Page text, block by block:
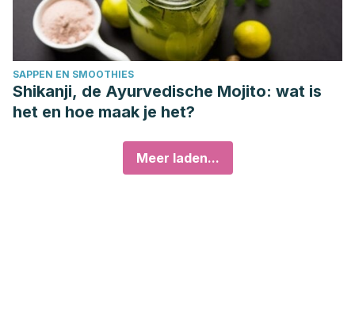
SAPPEN EN SMOOTHIES
Shikanji, de Ayurvedische Mojito: wat is
het en hoe maak je het?
Meer laden...